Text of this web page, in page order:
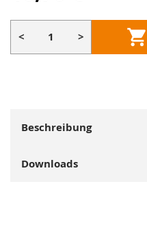
< >
Beschreibung
Downloads